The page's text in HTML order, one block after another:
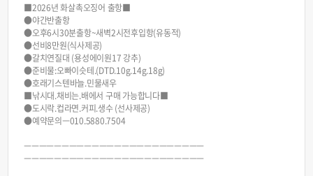
■2026년 화살촉오징어 출항■
●야간반출항
●오후6시30분출항~새벽2시전후입항(유동적)
●선비8만원(식사제공)
●갈치연질대 (용성에이원17 강추)
●준비물:오빠이슷테.(DTD.10g.14g.18g)
●호래기스텐바늘.민물새우
■낚시대.채비는.배에서 구매 가능합니다■
●도시락.컵라면.커피.생수 (선사제공)
●예약문의ㅡ010.5880.7504
ㅡㅡㅡㅡㅡㅡㅡㅡㅡㅡㅡㅡㅡㅡㅡㅡㅡㅡㅡㅡㅡㅡㅡㅡ
ㅡㅡㅡㅡㅡㅡㅡㅡㅡㅡㅡㅡㅡㅡㅡㅡㅡㅡㅡㅡㅡㅡㅡㅡ